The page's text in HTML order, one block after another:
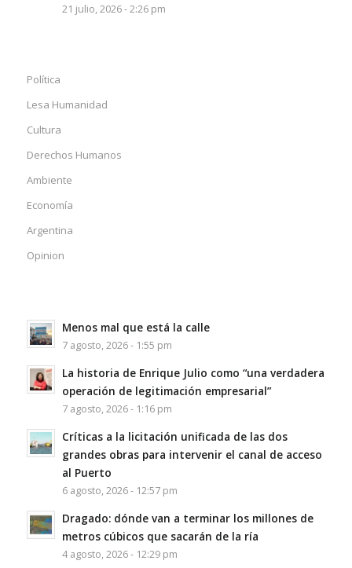
21 julio, 2026 - 2:26 pm
Política
Lesa Humanidad
Cultura
Derechos Humanos
Ambiente
Economía
Argentina
Opinion
Menos mal que está la calle
7 agosto, 2026 - 1:55 pm
La historia de Enrique Julio como “una verdadera
operación de legitimación empresarial”
7 agosto, 2026 - 1:16 pm
Críticas a la licitación unificada de las dos
grandes obras para intervenir el canal de acceso
al Puerto
6 agosto, 2026 - 12:57 pm
Dragado: dónde van a terminar los millones de
metros cúbicos que sacarán de la ría
4 agosto, 2026 - 12:29 pm